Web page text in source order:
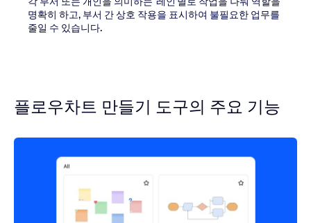
명확히 하고, 부서 간 상호 작용을 표시하여 불필요한 업무를
줄일 수 있습니다.
플로우차트 만들기 도구의 주요 기능